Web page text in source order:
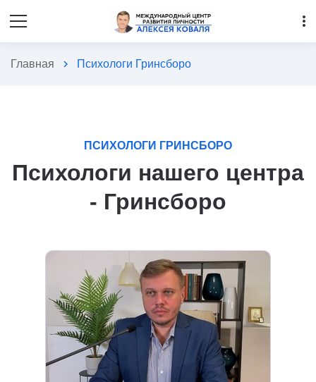
more_vert
Главная chevron_right Психологи Гринсборо
ПСИХОЛОГИ ГРИНСБОРО
Психологи нашего центра
- Гринсборо